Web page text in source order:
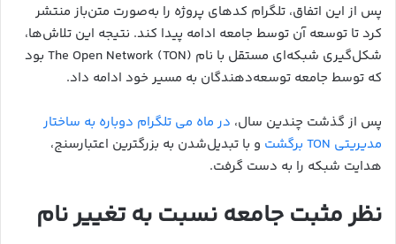
پس از این اتفاق، تلگرام کدهای پروژه را به‌صورت متن‌باز منتشر
کرد تا توسعه آن توسط جامعه ادامه پیدا کند. نتیجه این تلاش‌ها،
شکل‌گیری شبکه‌ای مستقل با نام The Open Network (TON) بود
که توسط جامعه توسعه‌دهندگان به مسیر خود ادامه داد.
پس از گذشت چندین سال، در ماه می تلگرام دوباره به ساختار
مدیریتی TON برگشت
و با تبدیل‌شدن به بزرگترین اعتبارسنج،
هدایت شبکه را به دست گرفت.
نظر مثبت جامعه نسبت به تغییر نام